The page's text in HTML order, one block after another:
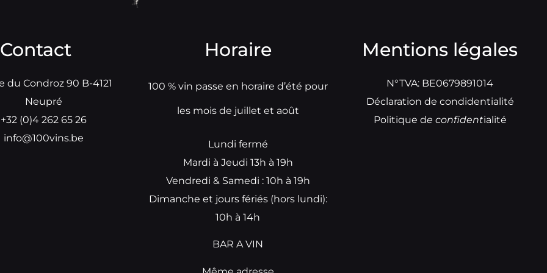
Contact
du Condroz 90 B-4121
Neupré
+32 (0)4 262 65 26
info@100vins.be
Horaire
100 % vin passe en horaire d’été pour
les mois de juillet et août
Lundi fermé
Mardi à Jeudi 13h à 19h
Vendredi & Samedi : 10h à 19h
Dimanche et jours fériés (hors lundi):
10h à 14h
BAR A VIN
Mentions légales
N°TVA: BE0679891014
Déclaration de condidentialité
Politique de confidentialité